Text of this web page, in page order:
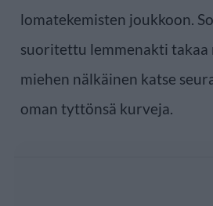
lomatekemisten joukkoon.
suoritettu lemmenakti takaa
miehen nälkäinen katse
oman tyttönsä kurveja.